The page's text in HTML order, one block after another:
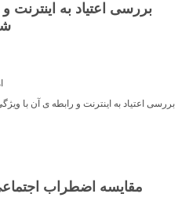
بررسی اعتیاد به
بررسی اعتیاد به اینترنت و رابطه ی آن با
مقایسه اضطراب